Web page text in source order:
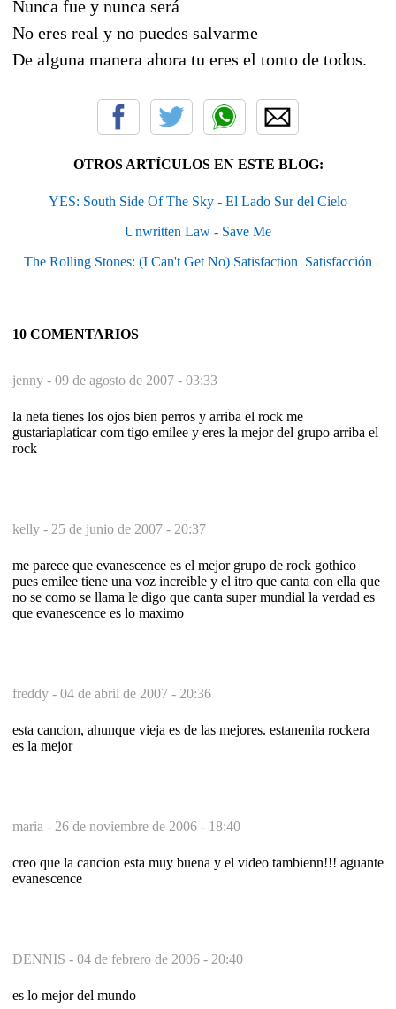
Nunca fue y nunca será
No eres real y no puedes salvarme
De alguna manera ahora tu eres el tonto de todos.
OTROS ARTÍCULOS EN ESTE BLOG:
YES: South Side Of The Sky - El Lado Sur del Cielo
Unwritten Law - Save Me
The Rolling Stones: (I Can't Get No) Satisfaction  Satisfacción
10 COMENTARIOS
jenny - 09 de agosto de 2007 - 03:33
la neta tienes los ojos bien perros y arriba el rock me
gustariaplaticar com tigo emilee y eres la mejor del grupo arriba el
rock
kelly - 25 de junio de 2007 - 20:37
me parece que evanescence es el mejor grupo de rock gothico
pues emilee tiene una voz increible y el itro que canta con ella que
no se como se llama le digo que canta super mundial la verdad es
que evanescence es lo maximo
freddy - 04 de abril de 2007 - 20:36
esta cancion, ahunque vieja es de las mejores. estanenita rockera
es la mejor
maria - 26 de noviembre de 2006 - 18:40
creo que la cancion esta muy buena y el video tambienn!!! aguante
evanescence
DENNIS - 04 de febrero de 2006 - 20:40
es lo mejor del mundo